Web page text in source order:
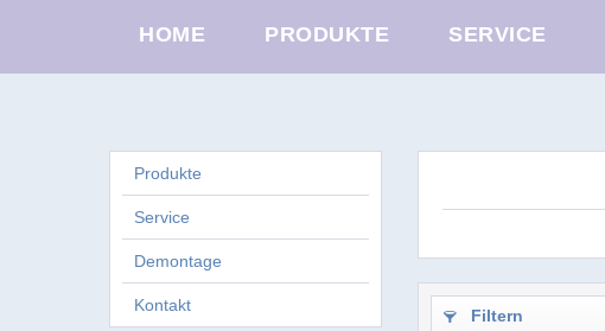
HOME PRODUKTE SERVICE
Produkte
Service
Demontage
Kontakt
Filtern